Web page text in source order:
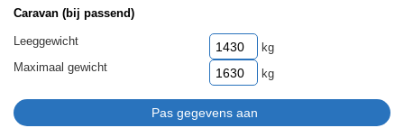
Caravan (bij passend)
Leeggewicht
kg
Maximaal gewicht
kg